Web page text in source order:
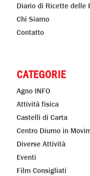
Diario di Ricette delle
Chi Siamo
Contatto
CATEGORIE
Agno INFO
Attività fisica
Castelli di Carta
Centro Diurno in
Diverse Attività
Eventi
Film Consigliati